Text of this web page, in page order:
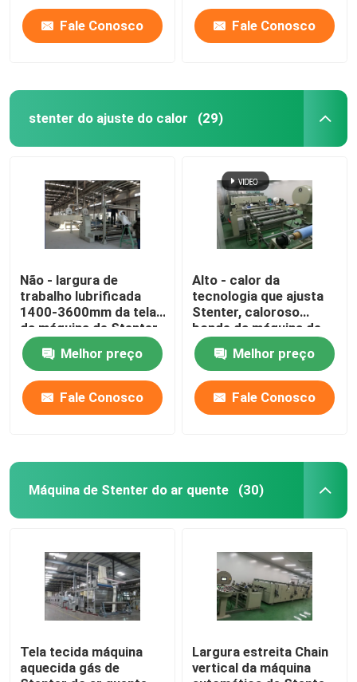
Fale Conosco Fale Conosco
stenter do ajuste do calor (29)
Não - largura de
trabalho lubrificada
1400-3600mm da tela
da máquina de Stenter
da tela do trilho
Melhor preço
Fale Conosco
Alto - calor da
tecnologia que ajusta
Stenter, caloroso
bonde da máquina de
Stenter da tela
Melhor preço
Fale Conosco
Máquina de Stenter do ar quente (30)
Tela tecida máquina
aquecida gás de
Largura estreita Chain
vertical da máquina